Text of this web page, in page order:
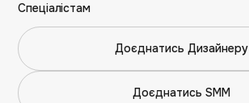
Спеціалістам
Доєднатись Дизайнеру
Доєднатись SMM